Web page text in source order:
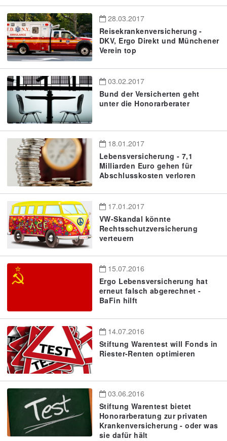
28.03.2017
Reisekrankenversicherung -
DKV, Ergo Direkt und Münchener
Verein top
03.02.2017
Bund der Versicherten geht
unter die Honorarberater
18.01.2017
Lebensversicherung - 7,1
Milliarden Euro gehen für
Abschlusskosten verloren
17.01.2017
VW-Skandal könnte
Rechtsschutzversicherung
verteuern
15.07.2016
Ergo Lebensversicherung hat
erneut falsch abgerechnet -
BaFin hilft
14.07.2016
Stiftung Warentest will Fonds in
Riester-Renten optimieren
03.06.2016
Stiftung Warentest bietet
Honorarberatung zur privaten
Krankenversicherung - oder was
sie dafür hält